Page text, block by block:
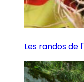
Les randos de